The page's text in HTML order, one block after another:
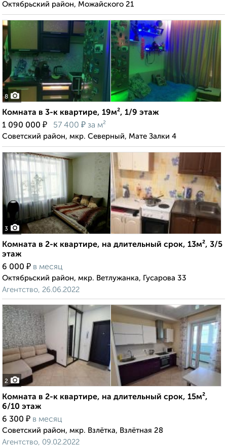
Октябрьский район, Можайского 21
8
Комната в 3-к квартире, 19м², 1/9 этаж
1 090 000 ₽ 57 400 ₽ за м²
Советский район, мкр. Северный, Мате Залки 4
3
Комната в 2-к квартире, на длительный срок, 13м², 3/5
этаж
6 000 ₽ в месяц
Октябрьский район, мкр. Ветлужанка, Гусарова 33
Агентство, 26.06.2022
2
Комната в 2-к квартире, на длительный срок, 15м²,
6/10 этаж
6 300 ₽ в месяц
Советский район, мкр. Взлётка, Взлётная 28
Агентство, 09.02.2022